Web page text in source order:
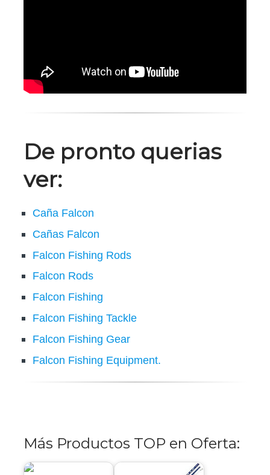
De pronto querias
ver:
Caña Falcon
Cañas Falcon
Falcon Fishing Rods
Falcon Rods
Falcon Fishing
Falcon Fishing Tackle
Falcon Fishing Gear
Falcon Fishing Equipment.
Más Productos TOP en Oferta: